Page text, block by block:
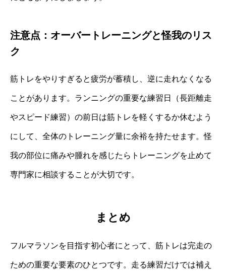
注意点：オーバートレーニングと怪我のリス
ク
筋トレをやりすぎると疲労が蓄積し、逆に走れなくなる
ことがあります。ランニングの重要な練習日（長距離走
やスピード練習）の前日は筋トレを軽くするか休むよう
にして、全体のトレーニング量に余裕を持たせます。怪
我の部位に痛みや腫れを感じたらトレーニングを止めて
専門家に相談することが大切です。
まとめ
フルマラソンを目指す初心者にとって、筋トレは完走の
ための重要な要素のひとつです。走る練習だけでは補え